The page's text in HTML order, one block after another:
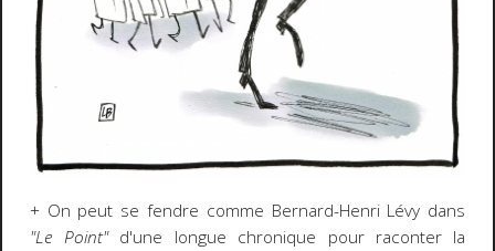
+ On peut se fendre comme Bernard-Henri Lévy dans
"Le Point"d'une longue chronique pour raconter la